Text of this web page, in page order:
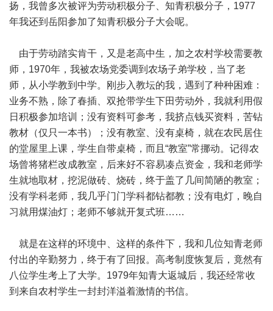
扬，我曾多次被评为劳动积极分子、知青积极分子，1977
年我还到岳阳参加了知青积极分子大会呢。
由于劳动踏实肯干，又是老高中生，加之农村学校需要教
师，1970年，我被农场党委调到农场子弟学校，当了老
师，从小学教到中学。刚步入教坛的我，遇到了种种困难：
业务不熟，除了春插、双抢带学生下田劳动外，我就利用假
日积极参加培训；没有资料可参考，我挤点钱买资料，苦钻
教材（仅只一本书）；没有教室、没有桌椅，就在农民居住
的堂屋里上课，学生自带桌椅，而且“教室”常挪动。记得农
场曾将猪栏改成教室，后来好不容易凑点资金，我和老师学
生就地取材，挖泥做砖、烧砖，终于盖了几间简陋的教室；
没有学科老师，我几乎门门学科都钻都教；没有电灯，晚自
习就用煤油灯；老师不够就开复式班……
就是在这样的环境中、这样的条件下，我和几位知青老师
付出的辛勤努力，终于有了回报。高考制度恢复后，竟然有
八位学生考上了大学。1979年知青大返城后，我还经常收
到来自农村学生一封封洋溢着激情的书信。